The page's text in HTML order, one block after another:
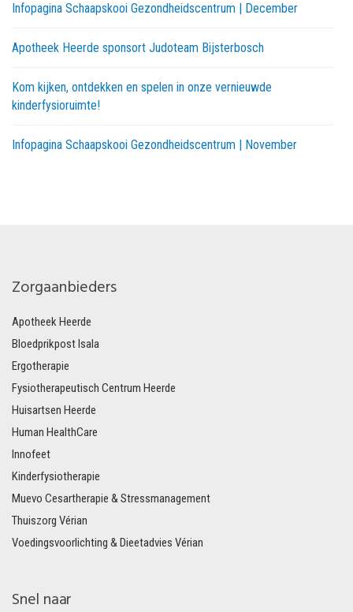
Infopagina Schaapskooi Gezondheidscentrum | December
Apotheek Heerde sponsort Judoteam Bijsterbosch
Kom kijken, ontdekken en spelen in onze vernieuwde
kinderfysioruimte!
Infopagina Schaapskooi Gezondheidscentrum | November
Zorgaanbieders
Apotheek Heerde
Bloedprikpost Isala
Ergotherapie
Fysiotherapeutisch Centrum Heerde
Huisartsen Heerde
Human HealthCare
Innofeet
Kinderfysiotherapie
Muevo Cesartherapie & Stressmanagement
Thuiszorg Vérian
Voedingsvoorlichting & Dieetadvies Vérian
Snel naar